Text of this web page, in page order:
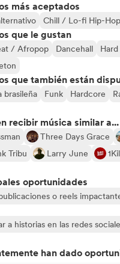
más aceptados
Chill / Lo-fi Hip-Hop
que le gustan
/ Afropop Dancehall
que también están
brasileña Funk Hardcore
recibir música similar a...
Three Days Grace
Tribu
Larry June
oportunidades
o reels
a historias en las redes
han dado